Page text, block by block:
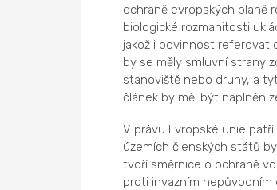
ochraně evropských planě
biologické rozmanitosti
jakož i povinnost referovat
by se měly smluvní strany
stanoviště nebo druhy, a
článek by měl být naplněn
V právu Evropské unie
územích členských států
tvoří směrnice o ochraně
proti invazním nepůvodním